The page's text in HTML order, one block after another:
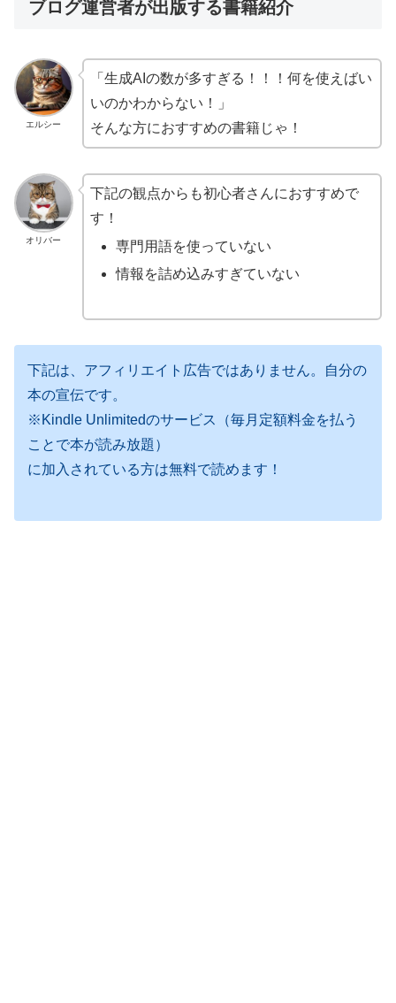
ブログ運営者が出版する書籍紹介
エルシー
「生成AIの数が多すぎる！！！何を使えばい
いのかわからない！」
そんな方におすすめの書籍じゃ！
オリバー
下記の観点からも初心者さんにおすすめで
す！
専門用語を使っていない
情報を詰め込みすぎていない
下記は、アフィリエイト広告ではありません。自分の
本の宣伝です。
※Kindle Unlimitedのサービス（毎月定額料金を払う
ことで本が読み放題）
に加入されている方は無料で読めます！